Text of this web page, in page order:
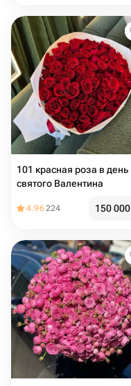
101 красная роза в день
святого Валентина
4.96224 150 000